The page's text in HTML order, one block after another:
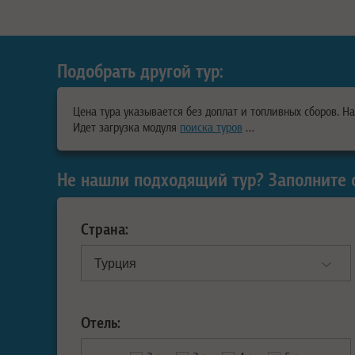
Подобрать другой тур:
Цена тура указывается без доплат и топливных сборов.
Идет загрузка модуля поиска туров …
Не нашли подходящий тур?
Страна:
Отель: